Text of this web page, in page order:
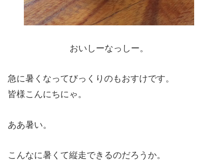
おいしーなっしー。
急に暑くなってびっくりのもおすけです。
皆様こんにちにゃ。
ああ暑い。
こんなに暑くて縦走できるのだろうか。